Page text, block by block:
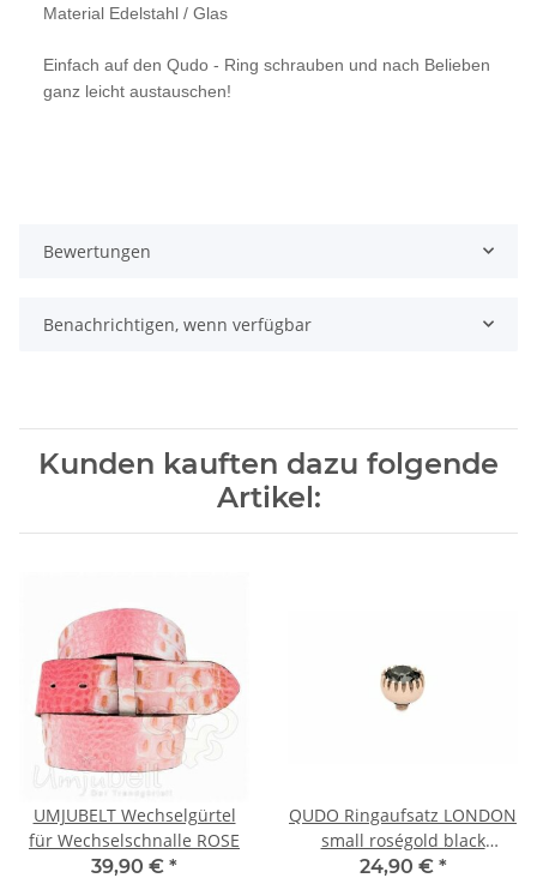
Material Edelstahl / Glas
Einfach auf den Qudo - Ring schrauben und nach Belieben
ganz leicht austauschen!
Bewertungen
Benachrichtigen, wenn verfügbar
Kunden kauften dazu folgende
Artikel:
UMJUBELT Wechselgürtel
für Wechselschnalle ROSE
39,90 € *
QUDO Ringaufsatz LONDON
small roségold black
diamond
24,90 € *